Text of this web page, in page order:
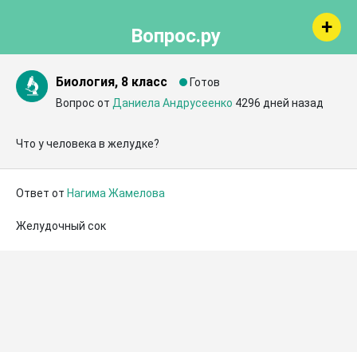
Вопрос.ру
Биология, 8 класс
Готов
Вопрос от Даниела Андрусеенко 4296 дней назад
Что у человека в желудке?
Ответ от Нагима Жамелова
Желудочный сок